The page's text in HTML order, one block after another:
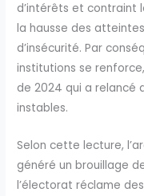
d’intérêts et contraint
la hausse des
d’insécurité. Par
institutions se
de 2024 qui a relancé
instables.
Selon cette lecture,
généré un brouillage
l’électorat réclame